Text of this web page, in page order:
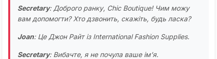
Secretary: Доброго ранку, Chic Boutique! Чим можу
вам допомогти? Хто дзвонить, скажіть, будь ласка?
Joan: Це Джон Райт із International Fashion Supplies.
Secretary: Вибачте, я не почула ваше ім’я.